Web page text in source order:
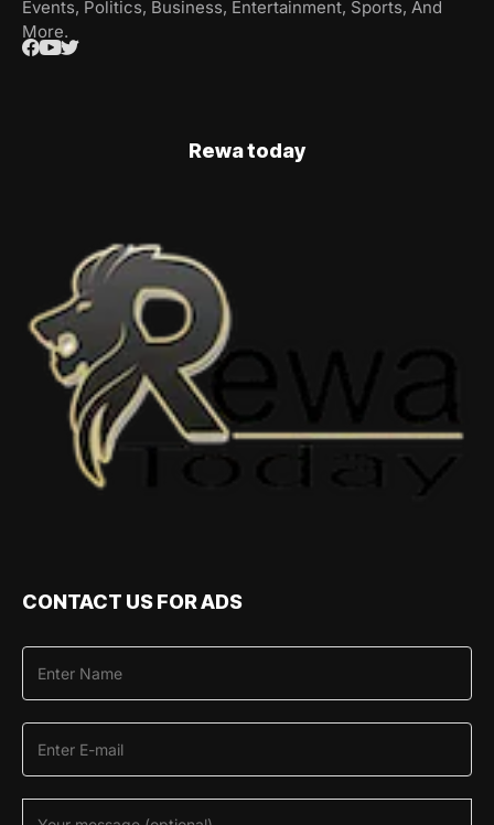
Events, Politics, Business, Entertainment, Sports, And
More.
Rewa today
CONTACT US FOR ADS